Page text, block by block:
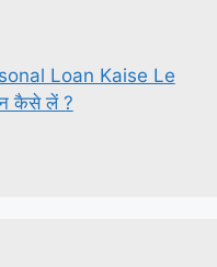
Loan Kaise Le
कैसे लें ?